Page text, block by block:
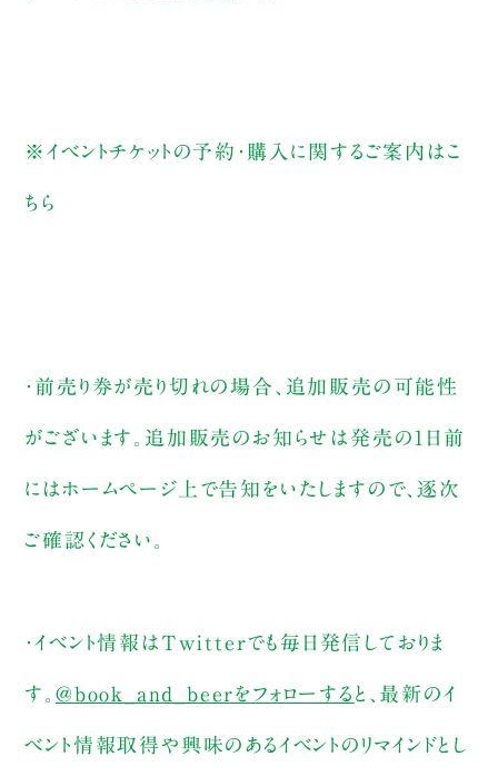
※イベントチケットの予約・購入に関するご案内は こ
ちら
・前売り券が売り切れの場合、追加販売の可能性
がございます。追加販売のお知らせは発売の1日前
にはホームページ上で告知をいたしますので、逐次
ご確認ください。
・イベント情報はTwitterでも毎日発信しておりま
す。 @book_and_beerをフォローする と、最新のイ
ベント情報取得や興味のあるイベントのリマインドとし